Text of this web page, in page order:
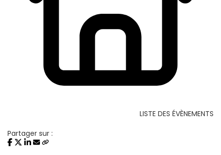
LISTE DES ÉVÈNEMENTS
Partager sur :